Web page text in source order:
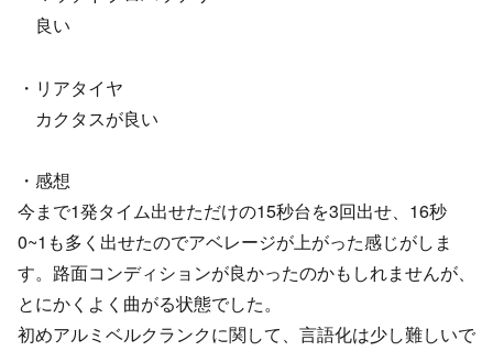
良い
・リアタイヤ
カクタスが良い
・感想
今まで1発タイム出せただけの15秒台を3回出せ、16秒
0~1も多く出せたのでアベレージが上がった感じがしま
す。路面コンディションが良かったのかもしれませんが、
とにかくよく曲がる状態でした。
初めアルミベルクランクに関して、言語化は少し難しいで